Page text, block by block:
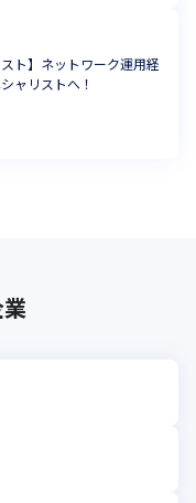
ト】ネットワーク運用経
ャリストへ！